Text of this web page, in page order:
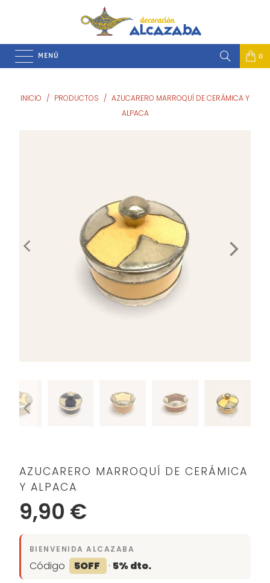
MENÚ 0
INICIO / PRODUCTOS / AZUCARERO MARROQUÍ DE CERÁMICA Y
ALPACA
AZUCARERO MARROQUÍ DE CERÁMICA
Y ALPACA
9,90 €
BIENVENIDA ALCAZABA
Código 5OFF · 5% dto.